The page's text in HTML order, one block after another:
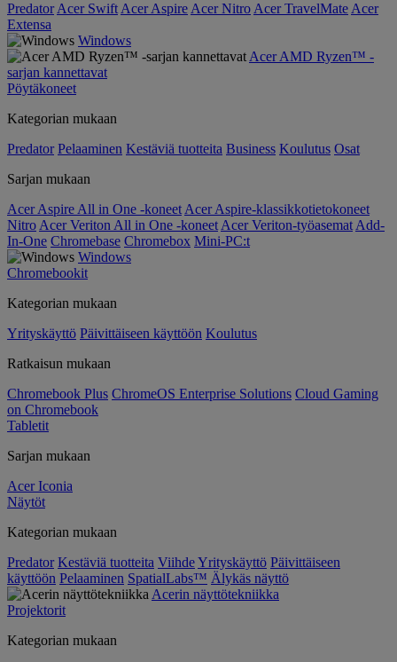
Predator Acer Swift Acer Aspire Acer Nitro Acer TravelMate Acer
Extensa
Windows
Acer AMD Ryzen™ -
sarjan kannettavat
Pöytäkoneet
Kategorian mukaan
Predator Pelaaminen Kestäviä tuotteita Business Koulutus Osat
Sarjan mukaan
Acer Aspire All in One -koneet Acer Aspire-klassikkotietokoneet
Nitro Acer Veriton All in One -koneet Acer Veriton-työasemat Add-
In-One Chromebase Chromebox Mini-PC:t
Windows
Chromebookit
Kategorian mukaan
Yrityskäyttö Päivittäiseen käyttöön Koulutus
Ratkaisun mukaan
Chromebook Plus ChromeOS Enterprise Solutions Cloud Gaming
on Chromebook
Tabletit
Sarjan mukaan
Acer Iconia
Näytöt
Kategorian mukaan
Predator Kestäviä tuotteita ViihdeYrityskäyttö Päivittäiseen
käyttöön Pelaaminen SpatialLabs™ Älykäs näyttö
Acerin näyttötekniikka
Projektorit
Kategorian mukaan